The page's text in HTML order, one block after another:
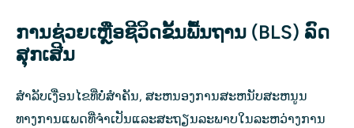
ການຊ່ວຍເຫຼືອຊີວິດຂັ້ນພື້ນຖານ (BLS) ລົດ
ສຸກເສີນ
ສໍາລັບເງື່ອນໄຂທີ່ບໍ່ສໍາຄັນ, ສະຫນອງການສະຫນັບສະຫນູນ
ທາງການແພດທີ່ຈໍາເປັນແລະສະຖຽນລະພາບໃນລະຫວ່າງການ